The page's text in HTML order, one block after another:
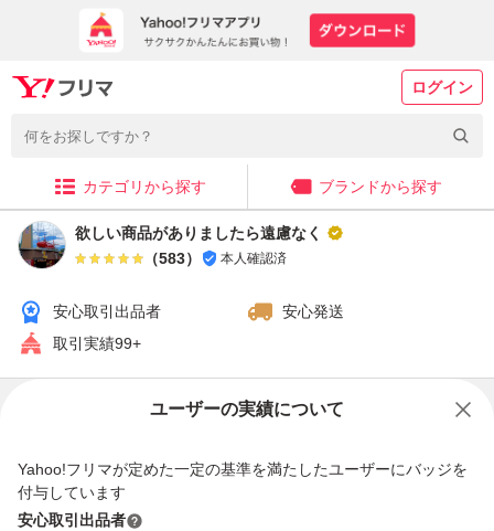
ログイン
カテゴリから探す ブランドから探す
欲しい商品がありましたら遠慮なく
（583） 本人確認済
安心取引出品者
安心発送
取引実績99+
ユーザーの実績について
Yahoo!フリマが定めた一定の基準を満たしたユーザーにバッジを
付与しています
安心取引出品者